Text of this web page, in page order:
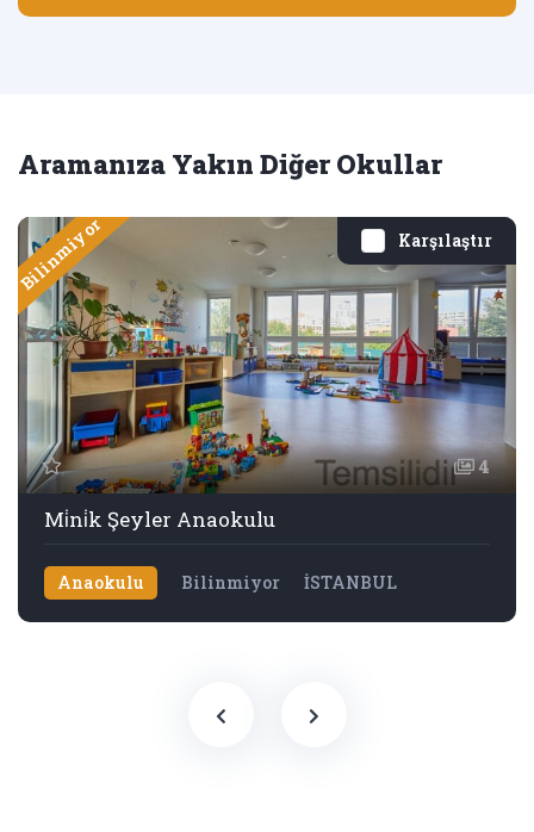
Aramanıza Yakın Diğer Okullar
Karşılaştır
Bilinmiyor
4
Mi̇ni̇k Şeyler Anaokulu
Anaokulu Bilinmiyor İSTANBUL